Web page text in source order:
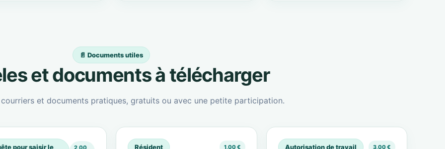
📄 Documents utiles
et documents à télécharger
et documents pratiques, gratuits ou avec une petite participation.
pour saisir le Résident 1,00 € Autorisation de travail 3,00 €